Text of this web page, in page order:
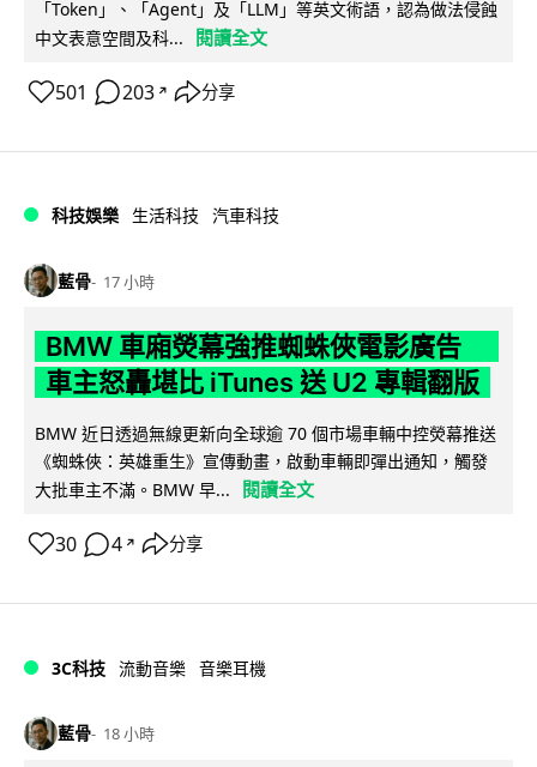
「Token」、「Agent」及「LLM」等英文術語，認為做法侵蝕
中文表意空間及科...
閱讀全文
501 203 ↗ 分享
科技娛樂 生活科技 汽車科技
藍骨 17 小時
BMW 車廂熒幕強推蜘蛛俠電影廣告
車主怒轟堪比 iTunes 送 U2 專輯翻版
BMW 近日透過無線更新向全球逾 70 個市場車輛中控熒幕推送
《蜘蛛俠：英雄重生》宣傳動畫，啟動車輛即彈出通知，觸發
大批車主不滿。BMW 早...
閱讀全文
30 4 ↗ 分享
3C科技 流動音樂 音樂耳機
藍骨 18 小時